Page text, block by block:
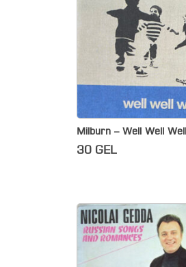
Milburn – Well Well
30 GEL